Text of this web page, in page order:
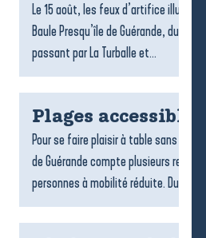
Le 15 août, les feux d’artifice
Baule Presqu’île de Guérande, du
passant par La Turballe et...
Plages accessibles
Pour se faire plaisir à table sans
de Guérande compte plusieurs
personnes à mobilité réduite. Du bord